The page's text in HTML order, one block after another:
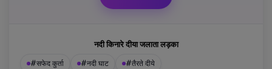
नदी किनारे दीया जलाता लड़का
#सफेद कुर्ता #नदी घाट #तैरते दीये